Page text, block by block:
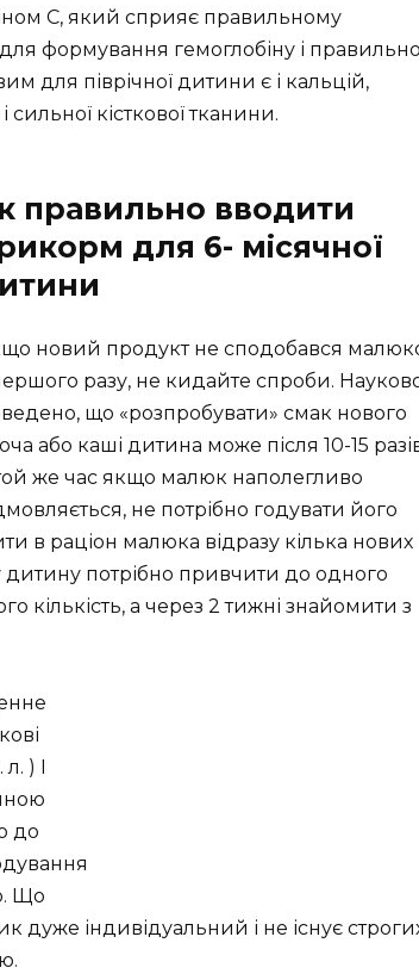
С, який сприяє правильному
формування гемоглобіну і
для піврічної дитини є і кальцій,
кісткової тканини.
правильно вводити
для 6- місячної
новий продукт не сподобався
разу, не кидайте спроби.
що «розпробувати» смак нового
або каші дитина може після 10-15
же час якщо малюк наполегливо
не потрібно годувати його
в раціон малюка відразу кілька нових
дитину потрібно привчити до одного
кількість, а через 2 тижні знайомити з
) І
до
Що
дуже індивідуальний і не існує